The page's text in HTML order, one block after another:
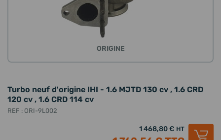
ORIGINE
Turbo neuf d'origine IHI - 1.6 MJTD 130 cv , 1.6 CRD
120 cv , 1.6 CRD 114 cv
REF : ORI-9L002
1 468,80 € HT